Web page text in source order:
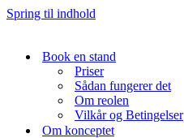
Spring til indhold
Book en stand
Priser
Sådan fungerer det
Om reolen
Vilkår og Betingelser
Om konceptet